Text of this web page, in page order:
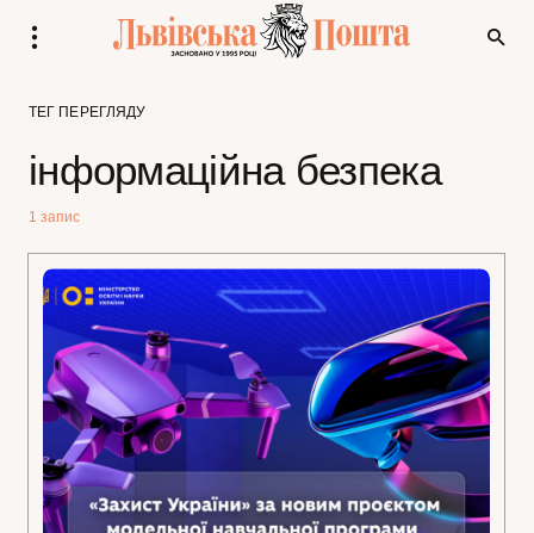
ТЕГ ПЕРЕГЛЯДУ
інформаційна безпека
1 запис